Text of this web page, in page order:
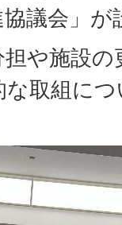
議会」
や施設
取組に